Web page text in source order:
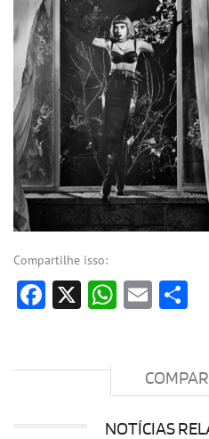
Compartilhe isso:
Facebook
X Email
NOTÍCIAS